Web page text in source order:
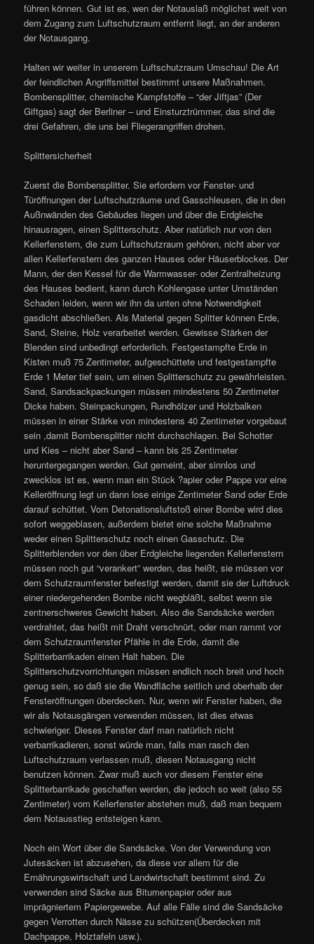
führen können. Gut ist es, wen der Notauslaß möglichst weit von
dem Zugang zum Luftschutzraum entfernt liegt, an der anderen
der Notausgang.
Halten wir weiter in unserem Luftschutzraum Umschau! Die Art
der feindlichen Angriffsmittel bestimmt unsere Maßnahmen.
Bombensplitter, chemische Kampfstoffe – “der Jiftjas” (Der
Giftgas) sagt der Berliner – und Einsturztrümmer, das sind die
drei Gefahren, die uns bei Fliegerangriffen drohen.
Splittersicherheit
Zuerst die Bombensplitter. Sie erfordern vor Fenster- und
Türöffnungen der Luftschutzräume und Gasschleusen, die in den
Außnwänden des Gebäudes liegen und über die Erdgleiche
hinausragen, einen Splitterschutz. Aber natürlich nur von den
Kellerfenstern, die zum Luftschutzraum gehören, nicht aber vor
allen Kellerfenstern des ganzen Hauses oder Häuserblockes. Der
Mann, der den Kessel für die Warmwasser- oder Zentralheizung
des Hauses bedient, kann durch Kohlengase unter Umständen
Schaden leiden, wenn wir ihn da unten ohne Notwendigkeit
gasdicht abschließen. Als Material gegen Splitter können Erde,
Sand, Steine, Holz verarbeitet werden. Gewisse Stärken der
Blenden sind unbedingt erforderlich. Festgestampfte Erde in
Kisten muß 75 Zentimeter, aufgeschüttete und festgestampfte
Erde 1 Meter tief sein, um einen Splitterschutz zu gewährleisten.
Sand, Sandsackpackungen müssen mindestens 50 Zentimeter
Dicke haben. Steinpackungen, Rundhölzer und Holzbalken
müssen in einer Stärke von mindestens 40 Zentimeter vorgebaut
sein ,damit Bombensplitter nicht durchschlagen. Bei Schotter
und Kies – nicht aber Sand – kann bis 25 Zentimeter
heruntergegangen werden. Gut gemeint, aber sinnlos und
zwecklos ist es, wenn man ein Stück ?apier oder Pappe vor eine
Kelleröffnung legt un dann lose einige Zentimeter Sand oder Erde
darauf schüttet. Vom Detonationsluftstoß einer Bombe wird dies
sofort weggeblasen, außerdem bietet eine solche Maßnahme
weder einen Splitterschutz noch einen Gasschutz. Die
Splitterblenden vor den über Erdgleiche liegenden Kellerfenstern
müssen noch gut “verankert” werden, das heißt, sie müssen vor
dem Schutzraumfenster befestigt werden, damit sie der Luftdruck
einer niedergehenden Bombe nicht wegbläßt, selbst wenn sie
zentnerschweres Gewicht haben. Also die Sandsäcke werden
verdrahtet, das heißt mit Draht verschnürt, oder man rammt vor
dem Schutzraumfenster Pfähle in die Erde, damit die
Splitterbarrikaden einen Halt haben. Die
Splitterschutzvorrichtungen müssen endlich noch breit und hoch
genug sein, so daß sie die Wandfläche seitlich und oberhalb der
Fensteröffnungen überdecken. Nur, wenn wir Fenster haben, die
wir als Notausgängen verwenden müssen, ist dies etwas
schwieriger. Dieses Fenster darf man natürlich nicht
verbarrikadieren, sonst würde man, falls man rasch den
Luftschutzraum verlassen muß, diesen Notausgang nicht
benutzen können. Zwar muß auch vor diesem Fenster eine
Splitterbarrikade geschaffen werden, die jedoch so weit (also 55
Zentimeter) vom Kellerfenster abstehen muß, daß man bequem
dem Notausstieg entsteigen kann.
Noch ein Wort über die Sandsäcke. Von der Verwendung von
Jutesäcken ist abzusehen, da diese vor allem für die
Ernährungswirtschaft und Landwirtschaft bestimmt sind. Zu
verwenden sind Säcke aus Bitumenpapier oder aus
imprägniertem Papiergewebe. Auf alle Fälle sind die Sandsäcke
gegen Verrotten durch Nässe zu schützen(Überdecken mit
Dachpappe, Holztafeln usw.).